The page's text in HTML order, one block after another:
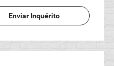
Enviar Inquérito